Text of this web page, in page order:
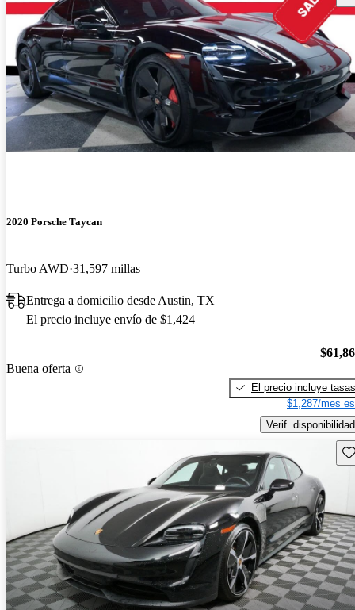
2020 Porsche Taycan
Turbo AWD 31,597 millas
Entrega a domicilio desde Austin, TX
El precio incluye envío de $1,424
Buena oferta
El precio incluye tasas
$1,287/mes
Verif. disponibilidad